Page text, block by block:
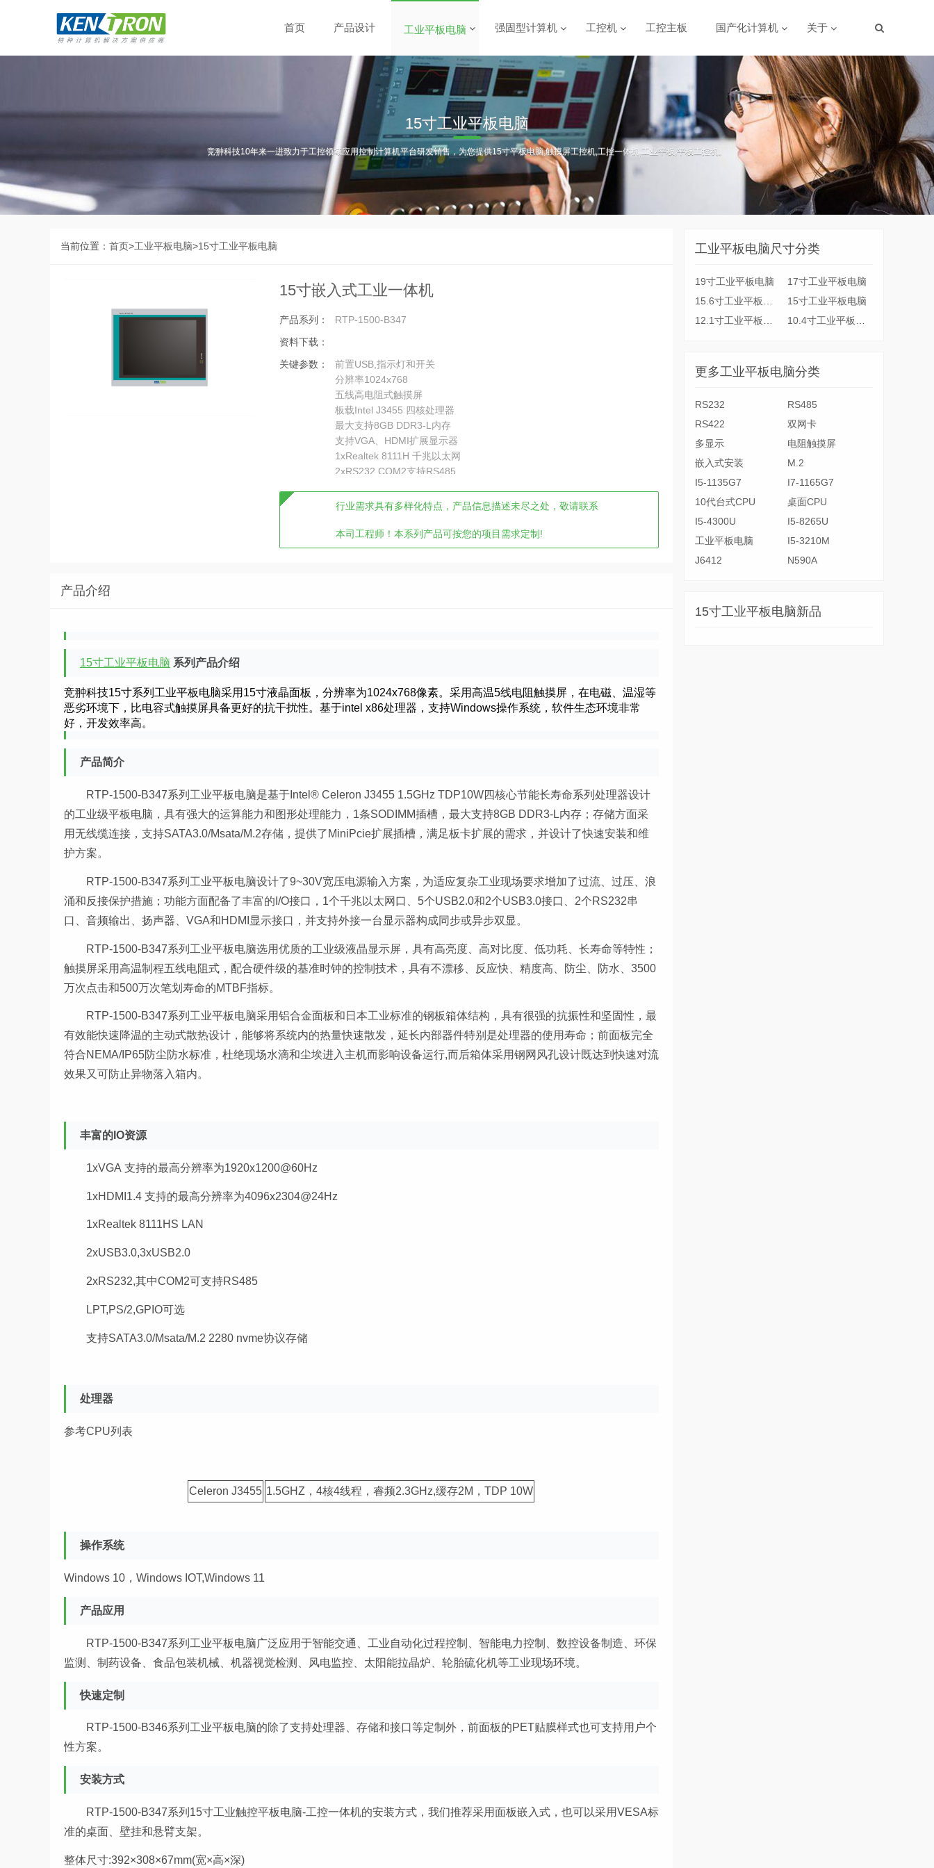
首页 产品设计 工业平板电脑 强固型计算机 工控机 工控主板 国产化计算机 关于
15寸工业平板电脑
竞翀科技10年来一进致力于工控领域应用控制计算机平台研发销售，为您提供15寸平板电脑,触摸屏工控机,工控一体机,工业平板,平板工控机。
当前位置： 首页>工业平板电脑>15寸工业平板电脑
15寸嵌入式工业一体机
产品系列：
RTP-1500-B347
资料下载：
关键参数：
前置USB,指示灯和开关
分辨率1024x768
五线高电阻式触摸屏
板载Intel J3455 四核处理器
最大支持8GB DDR3-L内存
支持VGA、HDMI扩展显示器
1xRealtek 8111H 千兆以太网
2xRS232,COM2支持RS485
行业需求具有多样化特点，产品信息描述未尽之处，敬请联系
本司工程师！本系列产品可按您的项目需求定制!
产品介绍
15寸工业平板电脑 系列产品介绍
竞翀科技15寸系列工业平板电脑采用15寸液晶面板，分辨率为1024x768像素。采用高温5线电阻触摸屏，在电磁、温湿等
恶劣环境下，比电容式触摸屏具备更好的抗干扰性。基于intel x86处理器，支持Windows操作系统，软件生态环境非常
好，开发效率高。
产品简介
RTP-1500-B347系列工业平板电脑是基于Intel® Celeron J3455 1.5GHz TDP10W四核心节能长寿命系列处理器设计
的工业级平板电脑，具有强大的运算能力和图形处理能力，1条SODIMM插槽，最大支持8GB DDR3-L内存；存储方面采
用无线缆连接，支持SATA3.0/Msata/M.2存储，提供了MiniPcie扩展插槽，满足板卡扩展的需求，并设计了快速安装和维
护方案。
RTP-1500-B347系列 工业平板电脑设计了9~30V宽压电源输入方案，为适应复杂工业现场要求增加了过流、过压、浪
涌和反接保护措施；功能方面配备了丰富的I/O接口，1个千兆以太网口、5个USB2.0和2个USB3.0接口、2个RS232串
口、音频输出、扬声器、VGA和HDMI显示接口，并支持外接一台显示器构成同步或异步双显。
RTP-1500-B347系列 工业平板电脑选用优质的工业级液晶显示屏，具有高亮度、高对比度、低功耗、长寿命等特性；
触摸屏采用高温制程五线电阻式，配合硬件级的基准时钟的控制技术，具有不漂移、反应快、精度高、防尘、防水、3500
万次点击和500万次笔划寿命的MTBF指标。
RTP-1500-B347系列 工业平板电脑采用铝合金面板和日本工业标准的钢板箱体结构，具有很强的抗振性和坚固性，最
有效能快速降温的主动式散热设计，能够将系统内的热量快速散发，延长内部器件特别是处理器的使用寿命；前面板完全
符合NEMA/IP65防尘防水标准，杜绝现场水滴和尘埃进入主机而影响设备运行,而后箱体采用钢网风孔设计既达到快速对流
效果又可防止异物落入箱内。
丰富的IO资源
1xVGA 支持的最高分辨率为1920x1200@60Hz
1xHDMI1.4 支持的最高分辨率为4096x2304@24Hz
1xRealtek 8111HS LAN
2xUSB3.0,3xUSB2.0
2xRS232,其中COM2可支持RS485
LPT,PS/2,GPIO可选
支持SATA3.0/Msata/M.2 2280 nvme协议存储
处理器
参考CPU列表
Celeron J3455 1.5GHZ，4核4线程，睿频2.3GHz,缓存2M，TDP 10W
操作系统
Windows 10，Windows IOT,Windows 11
产品应用
RTP-1500-B347系列工业平板电脑广泛应用于智能交通、工业自动化过程控制、智能电力控制、数控设备制造、环保
监测、制药设备、食品包装机械、机器视觉检测、风电监控、太阳能拉晶炉、轮胎硫化机等工业现场环境。
快速定制
RTP-1500-B346系列工业平板电脑的除了支持处理器、存储和接口等定制外，前面板的PET贴膜样式也可支持用户个
性方案。
安装方式
RTP-1500-B347系列15寸工业触控平板电脑-工控一体机的安装方式，我们推荐采用面板嵌入式，也可以采用VESA标
准的桌面、壁挂和悬臂支架。
整体尺寸:392×308×67mm(宽×高×深)
工业平板电脑尺寸分类
19寸工业平板电脑
17寸工业平板电脑
15寸工业平板电脑
更多工业平板电脑分类
RS232
RS485
RS422
双网卡
多显示
电阻触摸屏
嵌入式安装
M.2
I5-1135G7
I7-1165G7
10代台式CPU
桌面CPU
I5-4300U
I5-8265U
工业平板电脑
I5-3210M
J6412
N590A
15寸工业平板电脑新品